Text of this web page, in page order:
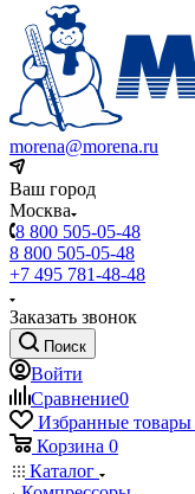
morena@morena.ru
Ваш город
Москва
8 800 505-05-48
8 800 505-05-48
+7 495 781-48-48
Заказать звонок
Поиск
Войти
Сравнение0
Избранные товары
Корзина 0
Каталог